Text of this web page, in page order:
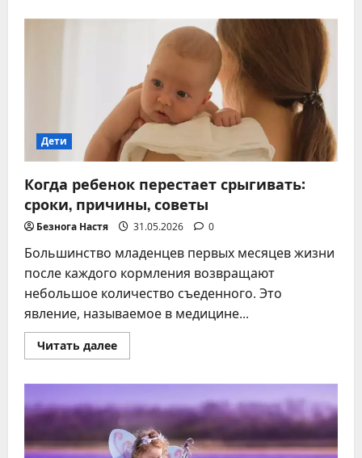
давать
Нурофен
детям
полное
руководство
безопасным
интервалам
Дети
Когда ребенок перестает срыгивать:
сроки, причины, советы
Безнога Настя 31.05.2026 0
Большинство младенцев первых месяцев жизни
после каждого кормления возвращают
небольшое количество съеденного. Это
явление, называемое в медицине...
Читать далееПрочитать
больше
перестает
срыгивать:
сроки,
причины,
советы